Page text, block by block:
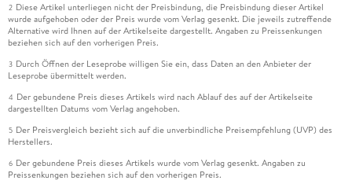
2 Diese Artikel unterliegen nicht der Preisbindung, die Preisbindung dieser Artikel
wurde aufgehoben oder der Preis wurde vom Verlag gesenkt. Die jeweils zutreffende
Alternative wird Ihnen auf der Artikelseite dargestellt. Angaben zu Preissenkungen
beziehen sich auf den vorherigen Preis.
3 Durch Öffnen der Leseprobe willigen Sie ein, dass Daten an den Anbieter der
Leseprobe übermittelt werden.
4 Der gebundene Preis dieses Artikels wird nach Ablauf des auf der Artikelseite
dargestellten Datums vom Verlag angehoben.
5 Der Preisvergleich bezieht sich auf die unverbindliche Preisempfehlung (UVP) des
Herstellers.
6 Der gebundene Preis dieses Artikels wurde vom Verlag gesenkt. Angaben zu
Preissenkungen beziehen sich auf den vorherigen Preis.